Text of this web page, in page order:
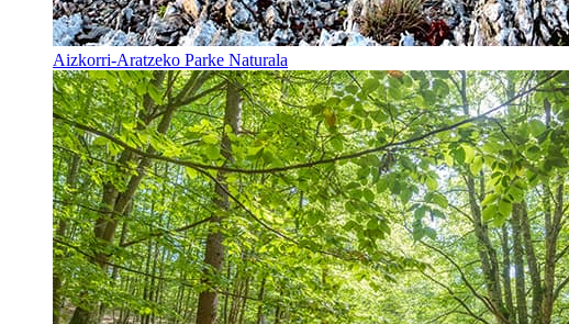
Aizkorri-Aratzeko Parke Naturala